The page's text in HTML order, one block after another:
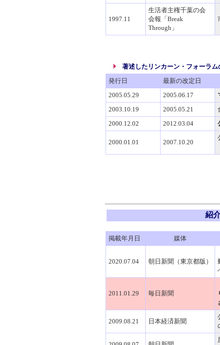
1997.11
生活者主権千葉の会
会報「Break
Through」
著述したリンカーン・フォーラ
発行日
最新の改定日
2005.05.29
2005.06.17
2003.10.19
2005.05.21
2000.12.02
2012.03.04
2000.01.01 2007.10.20
紹
掲載年月日 媒体
2020.07.04 朝日新聞（東京都版）
2011.01.29 毎日新聞
2009.08.21 日本経済新聞